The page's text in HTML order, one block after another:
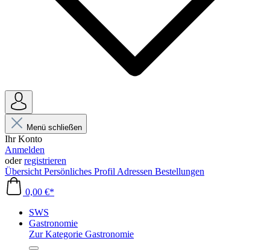
Menü schließen
Ihr Konto
Anmelden
oderregistrieren
Übersicht Persönliches Profil Adressen Bestellungen
0,00 €*
SWS
Gastronomie
Zur Kategorie Gastronomie